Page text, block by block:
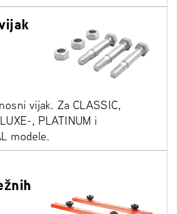
vijak. Za CLASSIC,
, PLATINUM i
modele.